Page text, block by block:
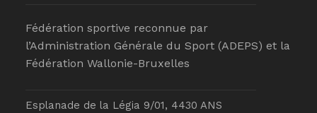
Fédération sportive reconnue par
l’Administration Générale du Sport (ADEPS) et la
Fédération Wallonie-Bruxelles
Esplanade de la Légia 9/01, 4430 ANS